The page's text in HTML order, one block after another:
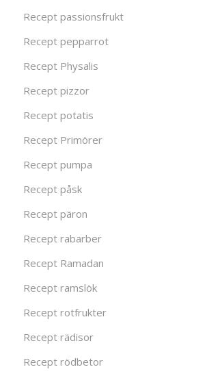
Recept passionsfrukt
Recept pepparrot
Recept Physalis
Recept pizzor
Recept potatis
Recept Primörer
Recept pumpa
Recept påsk
Recept päron
Recept rabarber
Recept Ramadan
Recept ramslök
Recept rotfrukter
Recept rädisor
Recept rödbetor